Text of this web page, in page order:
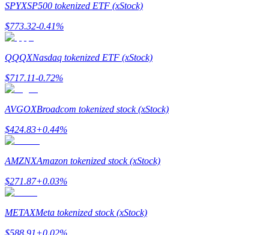
Высокая прибыль и мгновенный доступ
Launchpool
SPYXSP500 tokenized ETF (xStock)
$773.32-0.41%
QQQXNasdaq tokenized ETF (xStock)
$717.11-0.72%
AVGOXBroadcom tokenized stock (xStock)
$424.83+0.44%
AMZNXAmazon tokenized stock (xStock)
$271.87+0.03%
METAXMeta tokenized stock (xStock)